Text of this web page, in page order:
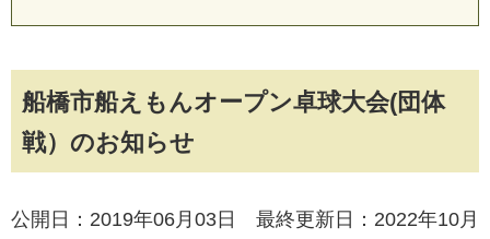
船橋市船えもんオープン卓球大会(団体
戦）のお知らせ
公開日：2019年06月03日 最終更新日：2022年10月